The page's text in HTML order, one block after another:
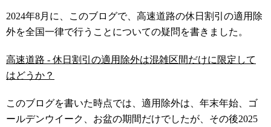
2024年8月に、このブログで、高速道路の休日割引の適用除
外を全国一律で行うことについての疑問を書きました。
高速道路 - 休日割引の適用除外は混雑区間だけに限定して
はどうか？
このブログを書いた時点では、適用除外は、年末年始、ゴ
ールデンウイーク、お盆の期間だけでしたが、その後2025